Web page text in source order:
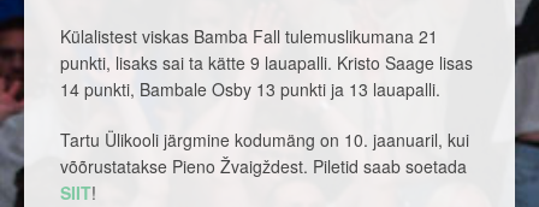
Külalistest viskas Bamba Fall tulemuslikumana 21
punkti, lisaks sai ta kätte 9 lauapalli. Kristo Saage lisas
14 punkti, Bambale Osby 13 punkti ja 13 lauapalli.
Tartu Ülikooli järgmine kodumäng on 10. jaanuaril, kui
võõrustatakse Pieno Žvaigždest. Piletid saab soetada
SIIT!